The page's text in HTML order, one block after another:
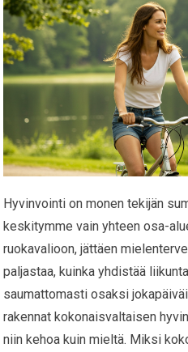
Hyvinvointi on monen tekijän
keskitymme vain yhteen osa-
ruokavalioon, jättäen
paljastaa, kuinka yhdistää
saumattomasti osaksi
rakennat kokonaisvaltaisen
niin kehoa kuin mieltä. Miksi